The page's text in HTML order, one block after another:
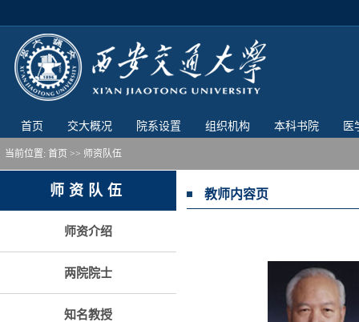
首页 交大概况 院系设置 组织机构 本科书院 医
当前位置: 首页 >> 师资队伍
师资队伍
师资介绍
两院院士
知名教授
教师内容页